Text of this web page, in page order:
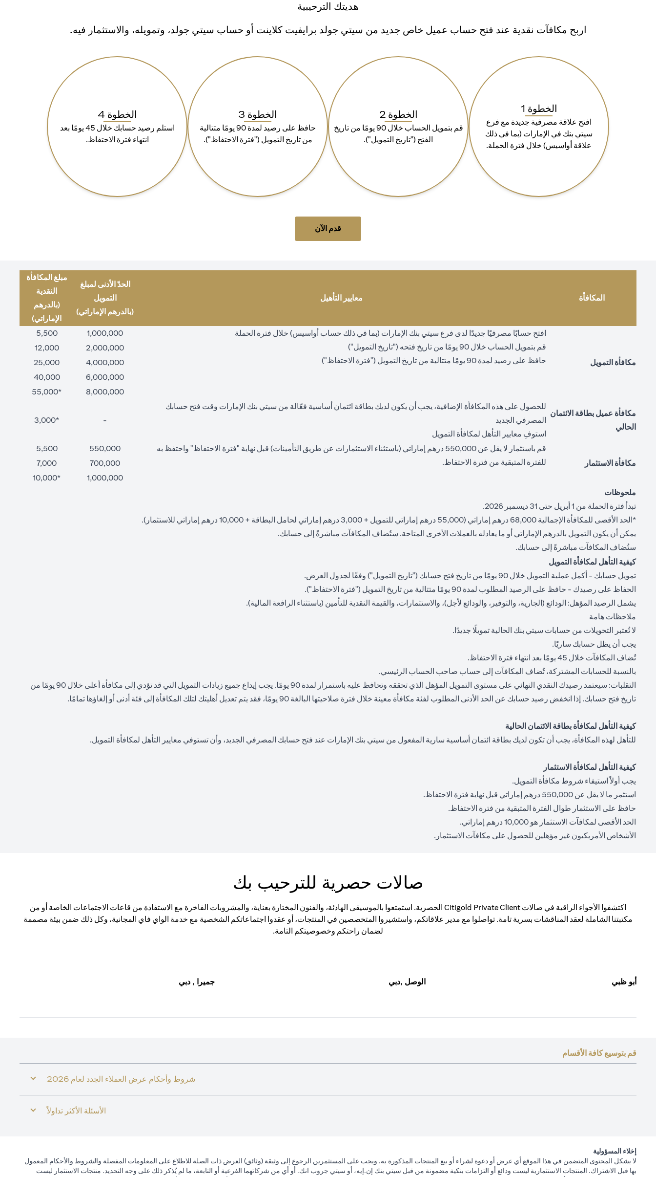
هديتك الترحيبية
اربح مكافآت نقدية عند فتح حساب عميل خاص جديد من سيتي جولد برايفيت كلاينت أو حساب سيتي جولد، وتمويله، والاستثمار فيه.
الخطوة 1
افتح علاقة مصرفية جديدة مع فرع
سيتي بنك في الإمارات (بما في ذلك
علاقة أواسيس) خلال فترة الحملة.
الخطوة 2
قم بتمويل الحساب خلال 90 يومًا من تاريخ
الفتح ("تاريخ التمويل").
الخطوة 3
حافظ على رصيد لمدة 90 يومًا متتالية
من تاريخ التمويل ("فترة الاحتفاظ").
الخطوة 4
استلم رصيد حسابك خلال 45 يومًا بعد
انتهاء فترة الاحتفاظ.
قدم الآن
المكافأة معايير التأهيل
الحدّ الأدنى لمبلغ
التمويل
(بالدرهم الإماراتي)
مبلغ المكافأة
النقدية
(بالدرهم
الإماراتي)
مكافأة التمويل
افتح حسابًا مصرفيًا جديدًا لدى فرع سيتي بنك الإمارات (بما في ذلك حساب أواسيس) خلال فترة الحملة
قم بتمويل الحساب خلال 90 يومًا من تاريخ فتحه ("تاريخ التمويل")
حافظ على رصيد لمدة 90 يومًا متتالية من تاريخ التمويل ("فترة الاحتفاظ")
1,000,000
5,500
2,000,000
12,000
4,000,000
25,000
6,000,000
40,000
8,000,000
*55,000
مكافأة عميل بطاقة الائتمان
الحالي
للحصول على هذه المكافأة الإضافية، يجب أن يكون لديك بطاقة ائتمان أساسية فعّالة من سيتي بنك الإمارات وقت فتح حسابك
المصرفي الجديد
استوفِ معايير التأهل لمكافأة التمويل
-
*3,000
مكافأة الاستثمار
قم باستثمار لا يقل عن 550,000 درهم إماراتي (باستثناء الاستثمارات عن طريق التأمينات) قبل نهاية "فترة الاحتفاظ" واحتفظ به
للفترة المتبقية من فترة الاحتفاظ.
550,000
5,500
700,000
7,000
1,000,000
*10,000
ملحوظات
تبدأ فترة الحملة من 1 أبريل حتى 31 ديسمبر 2026.
*الحد الأقصى للمكافأة الإجمالية 68,000 درهم إماراتي (55,000 درهم إماراتي للتمويل + 3,000 درهم إماراتي لحامل البطاقة + 10,000 درهم إماراتي للاستثمار).
يمكن أن يكون التمويل بالدرهم الإماراتي أو ما يعادله بالعملات الأخرى المتاحة. ستُضاف المكافآت مباشرةً إلى حسابك.
ستُضاف المكافآت مباشرةً إلى حسابك.
كيفية التأهل لمكافأة التمويل
تمويل حسابك - أكمل عملية التمويل خلال 90 يومًا من تاريخ فتح حسابك ("تاريخ التمويل") وفقًا لجدول العرض.
الحفاظ على رصيدك - حافظ على الرصيد المطلوب لمدة 90 يومًا متتالية من تاريخ التمويل ("فترة الاحتفاظ").
يشمل الرصيد المؤهل: الودائع (الجارية، والتوفير، والودائع لأجل)، والاستثمارات، والقيمة النقدية للتأمين (باستثناء الرافعة المالية).
ملاحظات هامة
لا تُعتبر التحويلات من حسابات سيتي بنك الحالية تمويلًا جديدًا.
يجب أن يظل حسابك ساريًا.
تُضاف المكافآت خلال 45 يومًا بعد انتهاء فترة الاحتفاظ.
بالنسبة للحسابات المشتركة، تُضاف المكافآت إلى حساب صاحب الحساب الرئيسي.
التقلبات: سيعتمد رصيدك النقدي النهائي على مستوى التمويل المؤهل الذي تحققه وتحافظ عليه باستمرار لمدة 90 يومًا. يجب إيداع جميع زيادات التمويل التي قد تؤدي إلى مكافأة أعلى خلال 90 يومًا من
تاريخ فتح حسابك. إذا انخفض رصيد حسابك عن الحد الأدنى المطلوب لفئة مكافأة معينة خلال فترة صلاحيتها البالغة 90 يومًا، فقد يتم تعديل أهليتك لتلك المكافأة إلى فئة أدنى أو إلغاؤها تمامًا.
كيفية التأهل لمكافأة بطاقة الائتمان الحالية
للتأهل لهذه المكافأة، يجب أن تكون لديك بطاقة ائتمان أساسية سارية المفعول من سيتي بنك الإمارات عند فتح حسابك المصرفي الجديد، وأن تستوفي معايير التأهل لمكافأة التمويل.
كيفية التأهل لمكافأة الاستثمار
يجب أولاً استيفاء شروط مكافأة التمويل.
استثمر ما لا يقل عن 550,000 درهم إماراتي قبل نهاية فترة الاحتفاظ.
حافظ على الاستثمار طوال الفترة المتبقية من فترة الاحتفاظ.
الحد الأقصى لمكافآت الاستثمار هو 10,000 درهم إماراتي.
الأشخاص الأمريكيون غير مؤهلين للحصول على مكافآت الاستثمار.
صالات حصرية للترحيب بك
اكتشفوا الأجواء الراقية في صالات Citigold Private Client الحصرية. استمتعوا بالموسيقى الهادئة، والفنون المختارة بعناية، والمشروبات الفاخرة مع الاستفادة من قاعات الاجتماعات الخاصة أو من
مكتبتنا الشاملة لعقد المناقشات بسرية تامة. تواصلوا مع مدير علاقاتكم، واستشيروا المتخصصين في المنتجات، أو عقدوا اجتماعاتكم الشخصية مع خدمة الواي فاي المجانية، وكل ذلك ضمن بيئة مصممة
لضمان راحتكم وخصوصيتكم التامة.
أبو ظبي الوصل ,دبي جميرا , دبي
قم بتوسيع كافة الأقسام
شروط وأحكام عرض العملاء الجدد لعام 2026
الأسئلة الأكثر تداولاً
إخلاء المسؤولية
لا يشكل المحتوى المتضمن في هذا الموقع أي عرض أو دعوة لشراء أو بيع المنتجات المذكورة به. ويجب على المستثمرين الرجوع إلى وثيقة (وثائق) العرض ذات الصلة للاطلاع على المعلومات المفصلة والشروط والأحكام المعمول
بها قبل الاشتراك. المنتجات الاستثمارية ليست ودائع أو التزامات بنكية مضمونة من قبل سيتي بنك إن.إيه، أو سيتي جروب انك. أو أي من شركاتهما الفرعية أو التابعة، ما لم يُذكر ذلك على وجه التحديد. منتجات الاستثمار ليست